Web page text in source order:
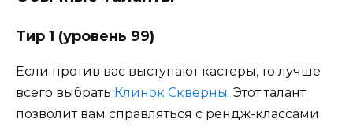
Тир 1 (уровень 99)
Если против вас выступают кастеры, то лучше
всего выбрать Клинок Скверны. Этот талант
позволит вам справляться с рендж-классами